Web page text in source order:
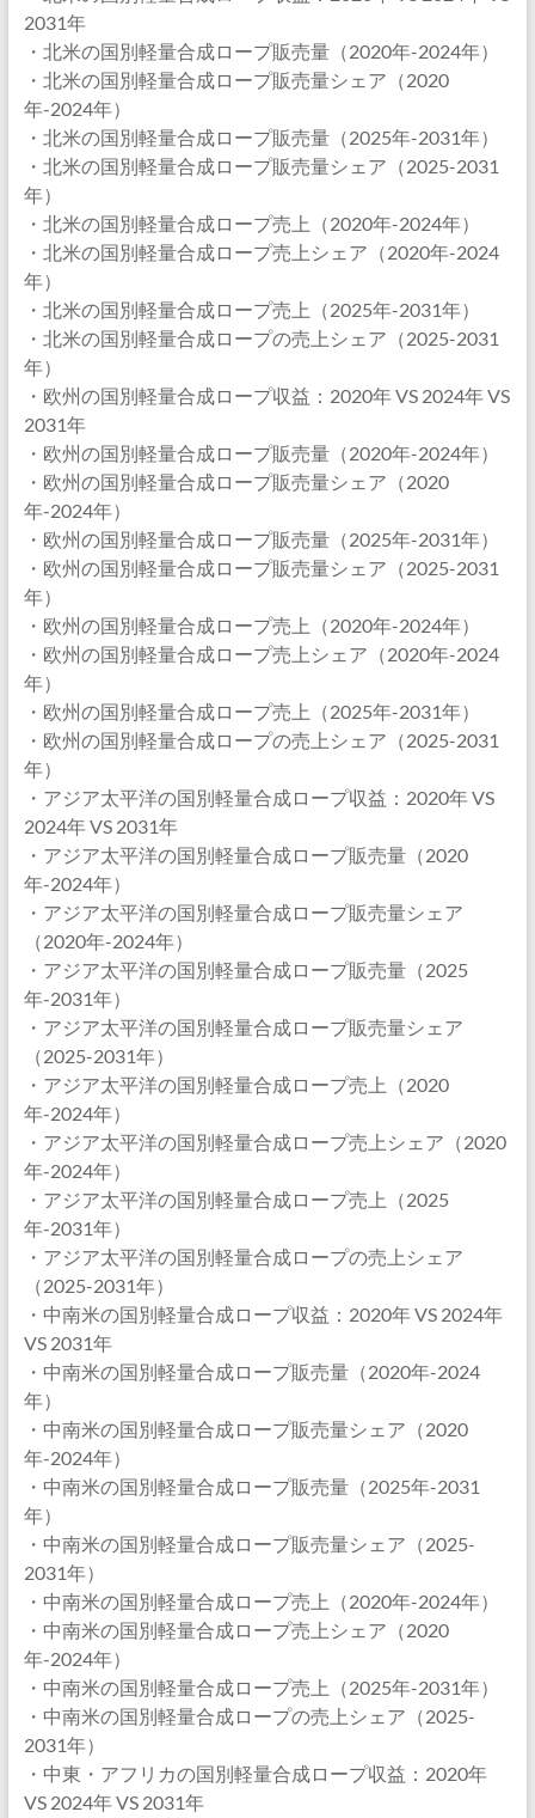
2031年
・北米の国別軽量合成ロープ販売量（2020年-2024年）
・北米の国別軽量合成ロープ販売量シェア（2020
年-2024年）
・北米の国別軽量合成ロープ販売量（2025年-2031年）
・北米の国別軽量合成ロープ販売量シェア（2025-2031
年）
・北米の国別軽量合成ロープ売上（2020年-2024年）
・北米の国別軽量合成ロープ売上シェア（2020年-2024
年）
・北米の国別軽量合成ロープ売上（2025年-2031年）
・北米の国別軽量合成ロープの売上シェア（2025-2031
年）
・欧州の国別軽量合成ロープ収益：2020年 VS 2024年 VS
2031年
・欧州の国別軽量合成ロープ販売量（2020年-2024年）
・欧州の国別軽量合成ロープ販売量シェア（2020
年-2024年）
・欧州の国別軽量合成ロープ販売量（2025年-2031年）
・欧州の国別軽量合成ロープ販売量シェア（2025-2031
年）
・欧州の国別軽量合成ロープ売上（2020年-2024年）
・欧州の国別軽量合成ロープ売上シェア（2020年-2024
年）
・欧州の国別軽量合成ロープ売上（2025年-2031年）
・欧州の国別軽量合成ロープの売上シェア（2025-2031
年）
・アジア太平洋の国別軽量合成ロープ収益：2020年 VS
2024年 VS 2031年
・アジア太平洋の国別軽量合成ロープ販売量（2020
年-2024年）
・アジア太平洋の国別軽量合成ロープ販売量シェア
（2020年-2024年）
・アジア太平洋の国別軽量合成ロープ販売量（2025
年-2031年）
・アジア太平洋の国別軽量合成ロープ販売量シェア
（2025-2031年）
・アジア太平洋の国別軽量合成ロープ売上（2020
年-2024年）
・アジア太平洋の国別軽量合成ロープ売上シェア（2020
年-2024年）
・アジア太平洋の国別軽量合成ロープ売上（2025
年-2031年）
・アジア太平洋の国別軽量合成ロープの売上シェア
（2025-2031年）
・中南米の国別軽量合成ロープ収益：2020年 VS 2024年
VS 2031年
・中南米の国別軽量合成ロープ販売量（2020年-2024
年）
・中南米の国別軽量合成ロープ販売量シェア（2020
年-2024年）
・中南米の国別軽量合成ロープ販売量（2025年-2031
年）
・中南米の国別軽量合成ロープ販売量シェア（2025-
2031年）
・中南米の国別軽量合成ロープ売上（2020年-2024年）
・中南米の国別軽量合成ロープ売上シェア（2020
年-2024年）
・中南米の国別軽量合成ロープ売上（2025年-2031年）
・中南米の国別軽量合成ロープの売上シェア（2025-
2031年）
・中東・アフリカの国別軽量合成ロープ収益：2020年
VS 2024年 VS 2031年